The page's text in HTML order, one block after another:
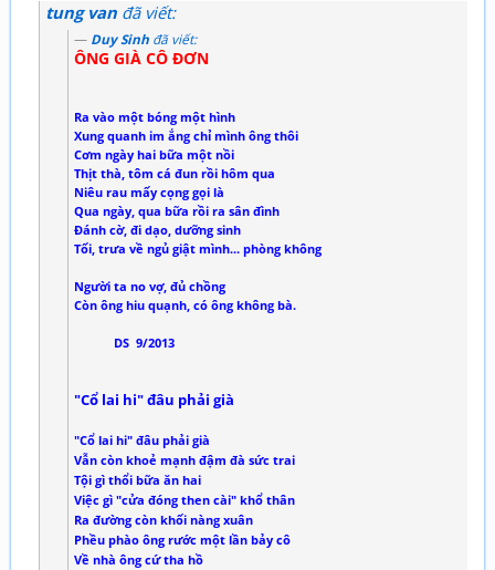
tung van đã viết:
Duy Sinh đã viết:
ÔNG GIÀ CÔ ĐƠN
Ra vào một bóng một hình
Xung quanh im ắng chỉ mình ông thôi
Cơm ngày hai bữa một nồi
Thịt thà, tôm cá đun rồi hôm qua
Niêu rau mấy cọng gọi là
Qua ngày, qua bữa rồi ra sân đình
Đánh cờ, đi dạo, dưỡng sinh
Tối, trưa về ngủ giật mình... phòng không
Người ta no vợ, đủ chồng
Còn ông hiu quạnh, có ông không bà.
DS 9/2013
"Cổ lai hi" đâu phải già
"Cổ lai hi" đâu phải già
Vẫn còn khoẻ mạnh đậm đà sức trai
Tội gì thổi bữa ăn hai
Việc gì "cửa đóng then cài" khổ thân
Ra đường còn khối nàng xuân
Phều phào ông rước một lần bảy cô
Về nhà ông cứ tha hồ